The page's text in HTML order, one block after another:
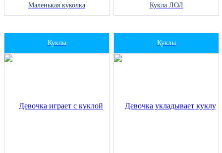
Маленькая куколка Кукла ЛОЛ
Куклы Куклы